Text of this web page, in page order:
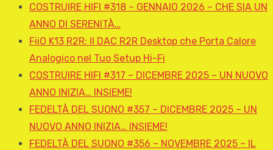
COSTRUIRE HIFI #318 – GENNAIO 2026 – CHE SIA UN
ANNO DI SERENITÀ…
FiiO K13 R2R: Il DAC R2R Desktop che Porta Calore
Analogico nel Tuo Setup Hi-Fi
COSTRUIRE HIFI #317 – DICEMBRE 2025 – UN NUOVO
ANNO INIZIA… INSIEME!
FEDELTÀ DEL SUONO #357 – DICEMBRE 2025 – UN
NUOVO ANNO INIZIA… INSIEME!
FEDELTÀ DEL SUONO #356 – NOVEMBRE 2025 – IL